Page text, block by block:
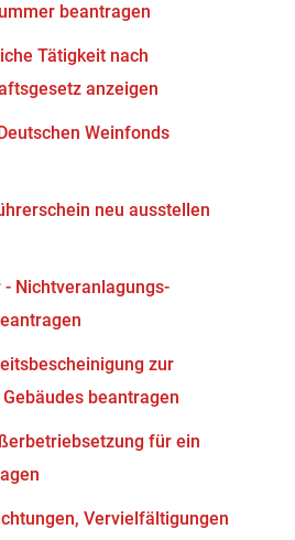
beantragen
Tätigkeit nach
anzeigen
Weinfonds
neu ausstellen
Nichtveranlagungs-
zur
beantragen
für ein
Vervielfältigungen